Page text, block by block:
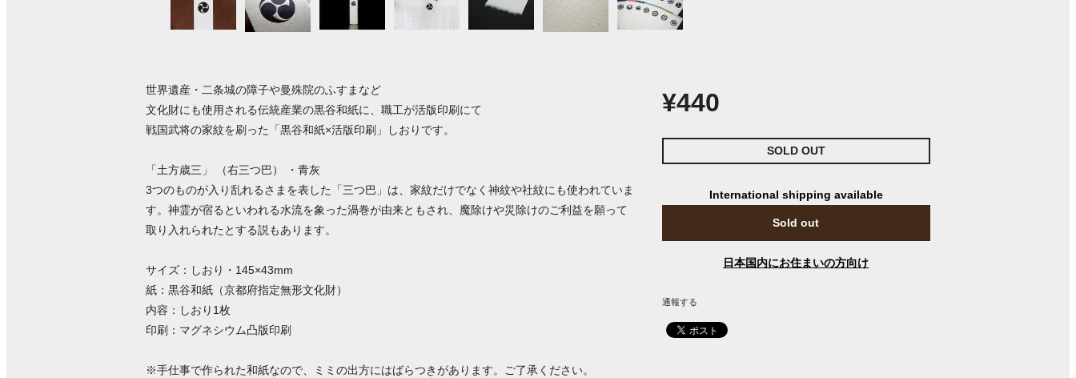
世界遺産・二条城の障子や曼殊院のふすまなど
文化財にも使用される伝統産業の黒谷和紙に、職工が活版印刷にて
戦国武将の家紋を刷った「黒谷和紙×活版印刷」しおりです。
「土方歳三」 （右三つ巴） ・青灰
3つのものが入り乱れるさまを表した「三つ巴」は、家紋だけでなく神紋や社紋にも使われていま
す。神霊が宿るといわれる水流を象った渦巻が由来ともされ、魔除けや災除けのご利益を願って
取り入れられたとする説もあります。
サイズ：しおり・145×43mm
紙：黒谷和紙（京都府指定無形文化財）
内容：しおり1枚
印刷：マグネシウム凸版印刷
※手仕事で作られた和紙なので、ミミの出方にはばらつきがあります。ご了承ください。
¥440
SOLD OUT
International shipping available
Sold out
日本国内にお住まいの方向け
通報する